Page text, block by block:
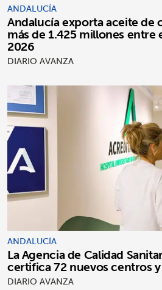
ANDALUCÍA
Andalucía exporta aceite de
más de 1.425 millones entre
2026
DIARIO AVANZA
ANDALUCÍA
La Agencia de Calidad
certifica 72 nuevos centros
DIARIO AVANZA